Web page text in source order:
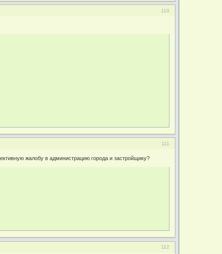
110
111
жалобу в администрацию города и застройщику?
112